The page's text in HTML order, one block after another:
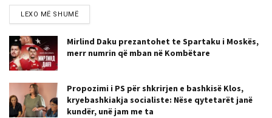
LEXO MË SHUMË
Mirlind Daku prezantohet te Spartaku i Moskës,
merr numrin që mban në Kombëtare
Propozimi i PS për shkrirjen e bashkisë Klos,
kryebashkiakja socialiste: Nëse qytetarët janë
kundër, unë jam me ta